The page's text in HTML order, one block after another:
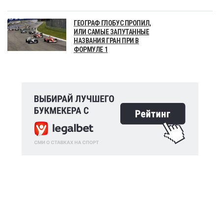
ГЕОГРАФ ГЛОБУС ПРОПИЛ,
ИЛИ САМЫЕ ЗАПУТАННЫЕ
НАЗВАНИЯ ГРАН ПРИ В
ФОРМУЛЕ 1